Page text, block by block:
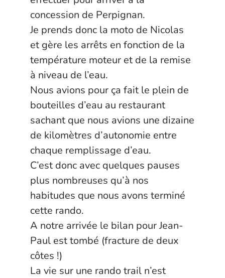
concession de Perpignan.
Je prends donc la moto de Nicolas
et gère les arrêts en fonction de la
température moteur et de la remise
à niveau de l’eau.
Nous avions pour ça fait le plein de
bouteilles d’eau au restaurant
sachant que nous avions une dizaine
de kilomètres d’autonomie entre
chaque remplissage d’eau.
C’est donc avec quelques pauses
plus nombreuses qu’à nos
habitudes que nous avons terminé
cette rando.
A notre arrivée le bilan pour Jean-
Paul est tombé (fracture de deux
côtes !)
La vie sur une rando trail n’est